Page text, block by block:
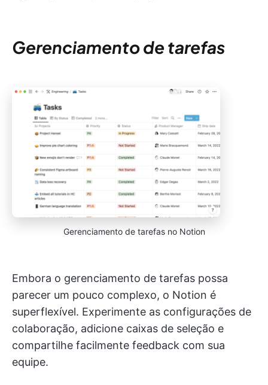
Gerenciamento de tarefas
Gerenciamento de tarefas no Notion
Embora o gerenciamento de tarefas possa
parecer um pouco complexo, o Notion é
superflexível. Experimente as configurações de
colaboração, adicione caixas de seleção e
compartilhe facilmente feedback com sua
equipe.